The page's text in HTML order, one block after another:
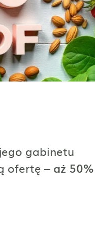
gabinetu
ofertę – aż 50%